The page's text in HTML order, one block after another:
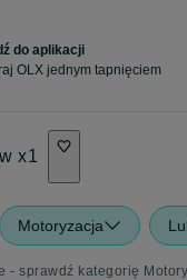
do aplikacji
OLX jednym tapnięciem
x1
Motoryzacja
- sprawdź kategorię